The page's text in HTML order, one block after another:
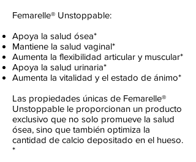
Femarelle® Unstoppable:
Apoya la salud ósea*
Mantiene la salud vaginal*
Aumenta la flexibilidad articular y muscular*
Apoya la salud urinaria*
Aumenta la vitalidad y el estado de ánimo*
Las propiedades únicas de Femarelle®
Unstoppable le proporcionan un producto
exclusivo que no solo promueve la salud
ósea, sino que también optimiza la
cantidad de calcio depositado en el hueso.
*